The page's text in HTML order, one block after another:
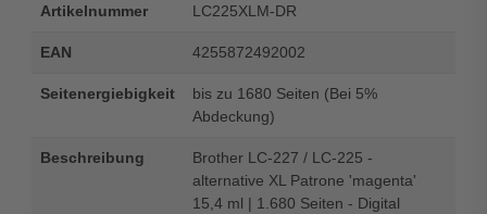
Artikelnummer LC225XLM-DR
EAN 4255872492002
Seitenergiebigkeit
bis zu 1680 Seiten (Bei 5%
Abdeckung)
Beschreibung
Brother LC-227 / LC-225 -
alternative XL Patrone 'magenta'
15,4 ml | 1.680 Seiten - Digital